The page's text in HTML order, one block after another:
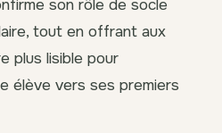
son rôle de socle
tout en offrant aux
plus lisible pour
élève vers ses premiers